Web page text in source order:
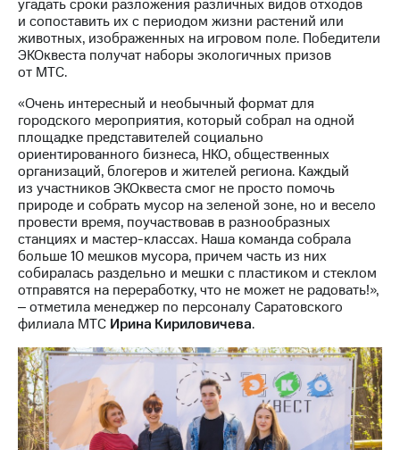
и акционерам
Корпоративное
управление
секретарь
Раскрытие
информации
Информация
акционерам
Документы
ПАО
"МТС"
Собрания
акционеров
Личный
кабинет
акционера
Акционерный
Контроль
аудит
Рынок
акций
угадать сроки разложения различных видов отходов
и сопоставить их с периодом жизни растений или
животных, изображенных на игровом поле. Победители
ЭКОквеста получат наборы экологичных призов
от МТС.
«Очень интересный и необычный формат для
городского мероприятия, который собрал на одной
площадке представителей социально
ориентированного бизнеса, НКО, общественных
организаций, блогеров и жителей региона. Каждый
из участников ЭКОквеста смог не просто помочь
природе и собрать мусор на зеленой зоне, но и весело
провести время, поучаствовав в разнообразных
станциях и мастер-классах. Наша команда собрала
больше 10 мешков мусора, причем часть из них
собиралась раздельно и мешки с пластиком и стеклом
отправятся на переработку, что не может не радовать!»,
‒ отметила менеджер по персоналу Саратовского
филиала МТС Ирина Кириловичева.